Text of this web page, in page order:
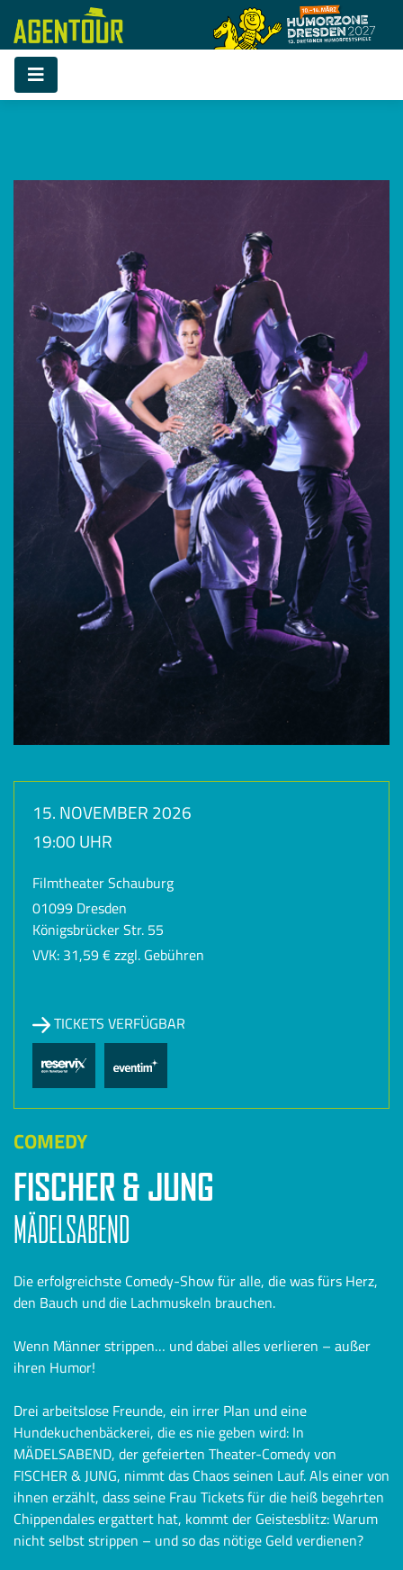
15. NOVEMBER 2026
19:00 UHR
Filmtheater Schauburg
01099 Dresden
Königsbrücker Str. 55
VVK: 31,59 € zzgl. Gebühren
TICKETS VERFÜGBAR
COMEDY
FISCHER & JUNG
MÄDELSABEND
Die erfolgreichste Comedy-Show für alle, die was fürs Herz,
den Bauch und die Lachmuskeln brauchen.
Wenn Männer strippen… und dabei alles verlieren – außer
ihren Humor!
Drei arbeitslose Freunde, ein irrer Plan und eine
Hundekuchenbäckerei, die es nie geben wird: In
MÄDELSABEND, der gefeierten Theater-Comedy von
FISCHER & JUNG, nimmt das Chaos seinen Lauf. Als einer von
ihnen erzählt, dass seine Frau Tickets für die heiß begehrten
Chippendales ergattert hat, kommt der Geistesblitz: Warum
nicht selbst strippen – und so das nötige Geld verdienen?